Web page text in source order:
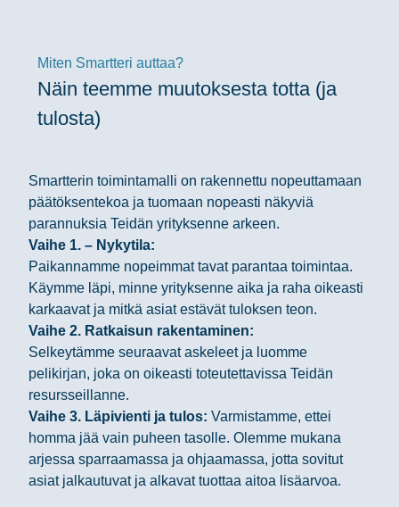
Miten Smartteri auttaa?
Näin teemme muutoksesta totta (ja
tulosta)
Smartterin toimintamalli on rakennettu nopeuttamaan
päätöksentekoa ja tuomaan nopeasti näkyviä
parannuksia Teidän yrityksenne arkeen.
Vaihe 1. – Nykytila:
Paikannamme nopeimmat tavat parantaa toimintaa.
Käymme läpi, minne yrityksenne aika ja raha oikeasti
karkaavat ja mitkä asiat estävät tuloksen teon.
Vaihe 2. Ratkaisun rakentaminen:
Selkeytämme seuraavat askeleet ja luomme
pelikirjan, joka on oikeasti toteutettavissa Teidän
resursseillanne.
Vaihe 3. Läpivienti ja tulos: Varmistamme, ettei
homma jää vain puheen tasolle. Olemme mukana
arjessa sparraamassa ja ohjaamassa, jotta sovitut
asiat jalkautuvat ja alkavat tuottaa aitoa lisäarvoa.